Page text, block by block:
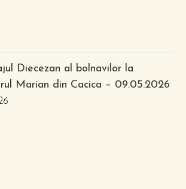
Diecezan al bolnavilor la
Marian din Cacica – 09.05.2026